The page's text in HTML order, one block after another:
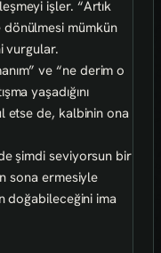
işler. “Artık
mümkün
vurgular.
ve “ne derim o
yaşadığını
etse de, kalbinin ona
şimdi seviyorsun bir
sona ermesiyle
doğabileceğini ima